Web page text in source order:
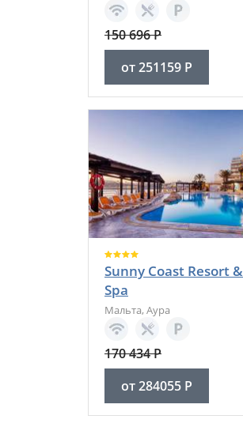
150 696Р
от251159 Р
Sunny Coast Resort &
Spa
Мальта, Аура
170 434Р
от284055 Р